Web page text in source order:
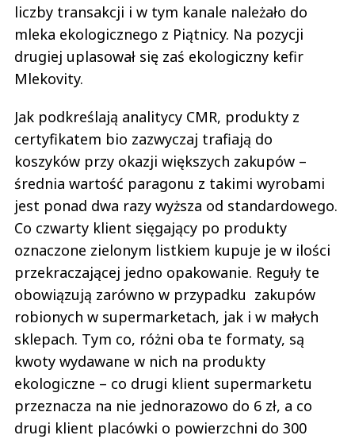
liczby transakcji i w tym kanale należało do
mleka ekologicznego z Piątnicy. Na pozycji
drugiej uplasował się zaś ekologiczny kefir
Mlekovity.
Jak podkreślają analitycy CMR, produkty z
certyfikatem bio zazwyczaj trafiają do
koszyków przy okazji większych zakupów –
średnia wartość paragonu z takimi wyrobami
jest ponad dwa razy wyższa od standardowego.
Co czwarty klient sięgający po produkty
oznaczone zielonym listkiem kupuje je w ilości
przekraczającej jedno opakowanie. Reguły te
obowiązują zarówno w przypadku zakupów
robionych w supermarketach, jak i w małych
sklepach. Tym co, różni oba te formaty, są
kwoty wydawane w nich na produkty
ekologiczne – co drugi klient supermarketu
przeznacza na nie jednorazowo do 6 zł, a co
drugi klient placówki o powierzchni do 300